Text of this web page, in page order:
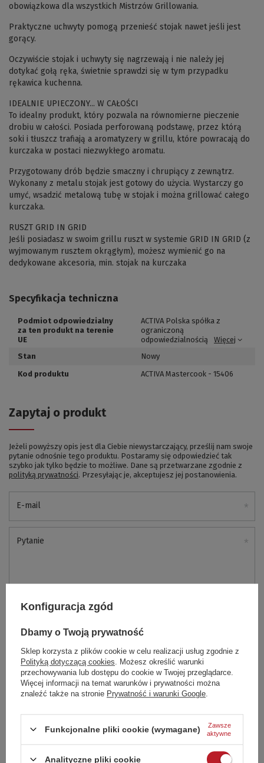
obowiązkowa dla wszystkich Mistrzów Grillowania.
Praktyczne uchwyty pomogą przenieść stojak nawet jeśli jest
gorący.
Oczywiście stojak i uchwyty się nagrzewają i nie należy jej
dotykać gołą ręka, świetnie sprawdzi się w tym przypadku
rękawica kuchenna.
IDEALNIE UPIECZONY... W CAŁOŚCI
To idealny produkt, który pozwala na równomierne pieczenie
drobiu w całości. Posiada perforowaną podstawę, przez którą
soki i tłuszcz trafiają a aromatyzery w grillu, które powracają do
kurczaka w postaci niezwykłego aromatu.
Przygotowany drób będzie smaczny i chrupiący z zewnątrz.
Wykonany z metalu stojak jest gotowy do użycia. Wystarczy go
umyć, wsadzić metalową tubę w stojak i można grillować całego
kurczaka.
RUSZT GRID IN GRID
Jeśli posiadasz w swoim grillu ruszt w systemie GRID IN GRID (z
wyjmowanym rusztem okrągłym), możesz wymienić go na
dedykowane akcesoria, min. stojak na kurczaka
Specyfikacja techniczna
Podmiot odpowiedzialny
za ten produkt na terenie
UE
ACTIVA Polska spółka z
ograniczoną
odpowiedzialnością
Więcej
Stan
Nowy
Kod produktu
ACTIVA Mastercook - 15406
Zapytaj o produkt
Jeżeli powyższy opis jest dla Ciebie niewystarczający, prześlij nam swoje
pytanie odnośnie tego produktu. Postaramy się odpowiedzieć tak
szybko jak tylko będzie to możliwe. Dane są przetwarzane zgodnie z
polityką prywatności. Przesyłając je, akceptujesz jej postanowienia.
E-mail
Pytanie
Dodaj swoją opinię
5/5
Konfiguracja zgód
Dbamy o Twoją prywatność
Sklep korzysta z plików cookie w celu realizacji usług zgodnie z
Polityką dotyczącą cookies . Możesz określić warunki
przechowywania lub dostępu do cookie w Twojej przeglądarce.
Więcej informacji na temat warunków i prywatności można
znaleźć także na stronie Prywatność i warunki Google
Funkcjonalne pliki cookie (wymagane)
Zawsze
aktywne
Analityczne pliki cookie